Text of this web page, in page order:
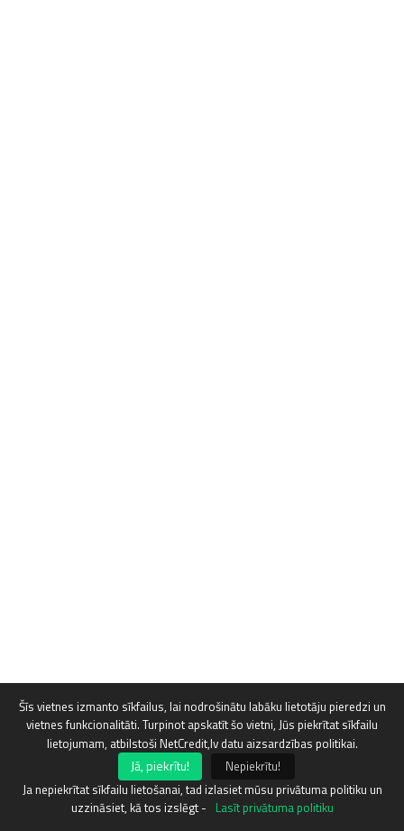
Šīs vietnes izmanto sīkfailus, lai nodrošinātu labāku lietotāju pieredzi un
vietnes funkcionalitāti. Turpinot apskatīt šo vietni, Jūs piekrītat sīkfailu
lietojumam, atbilstoši NetCredit,lv datu aizsardzības politikai.
Jā, piekrītu!
Nepiekrītu!
Ja nepiekrītat sīkfailu lietošanai, tad izlasiet mūsu privātuma politiku un
uzzināsiet, kā tos izslēgt - Lasīt privātuma politiku